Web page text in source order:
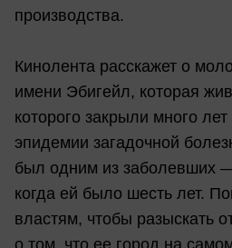
производства.
Кинолента расскажет о
имени Эбигейл, которая
которого закрыли много лет
эпидемии загадочной
был одним из заболевших
когда ей было шесть лет.
властям, чтобы разыскать
о том, что ее город на